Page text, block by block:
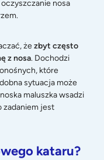
nosa
żezbyt często
z nosa. Dochodzi
które
sytuacja może
maluszka wsadzi
zadaniem jest
kataru?